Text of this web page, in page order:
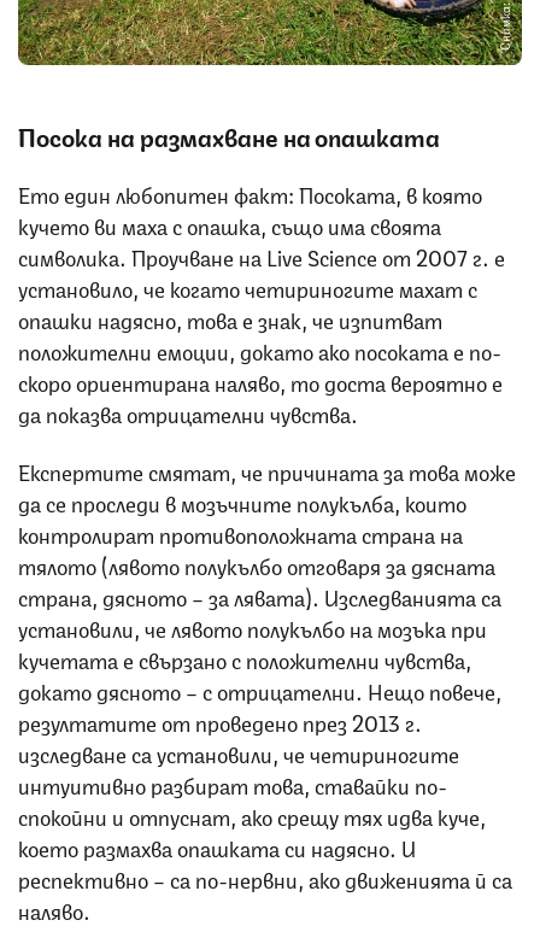
Посока на размахване наопашката
Ето един любопитен факт: Посоката, в която
кучето ви маха с опашка, също има своята
символика. Проучване на Live Science от 2007 г. е
установило, че когато четириногите махат с
опашки надясно, това е знак, че изпитват
положителни емоции, докато ако посоката е по-
скоро ориентирана наляво, то доста вероятно е
да показва отрицателни чувства.
Експертите смятат, че причината за това може
да се проследи в мозъчните полукълба, които
контролират противоположната страна на
тялото (лявото полукълбо отговаря за дясната
страна, дясното – за лявата). Изследванията са
установили, че лявото полукълбо на мозъка при
кучетата е свързано с положителни чувства,
докато дясното – с отрицателни. Нещо повече,
резултатите от проведено през 2013 г.
изследване са установили, че четириногите
интуитивно разбират това, ставайки по-
спокойни и отпуснат, ако срещу тях идва куче,
което размахва опашката си надясно. И
респективно – са по-нервни, ако движенията й са
наляво.